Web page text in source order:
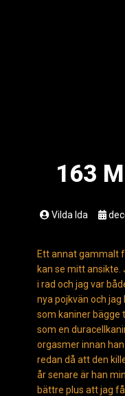
163
Vilda Ida
Ett annat gammalt
kan se mitt
i rad och jag var
nya pojkvän och
som kaniner bägge
som en
orgasmer innan
redan då att den
år senare är han
bättre plus att jag